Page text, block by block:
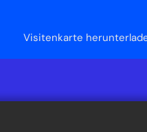
Visitenkarte